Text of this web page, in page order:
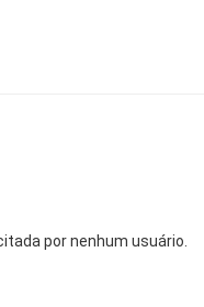
por nenhum usuário.